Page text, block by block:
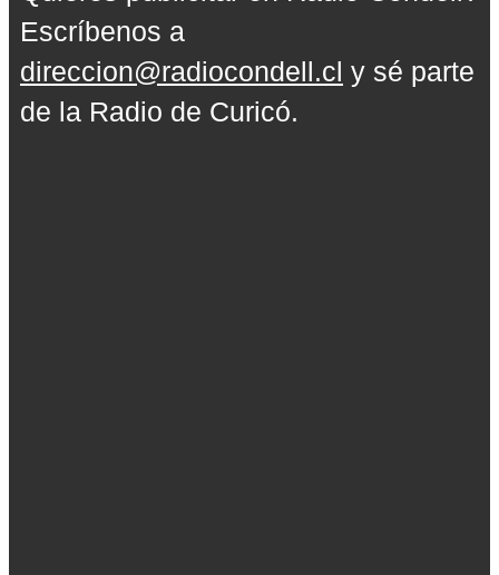
Escríbenos a
direccion@radiocondell.cl y sé parte
de la Radio de Curicó.